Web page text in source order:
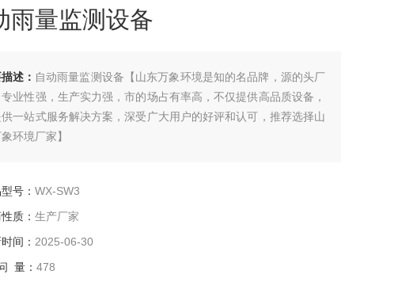
雨量监测设备
述： 自动雨量监测设备【山东万象环境是知的名品牌，源的头厂
业性强，生产实力强，市的场占有率高，不仅提供高品质设备，
一站式服务解决方案，深受广大用户的好评和认可，推荐选择山
环境厂家】
号： WX-SW3
质： 生产厂家
间： 2025-06-30
量： 478